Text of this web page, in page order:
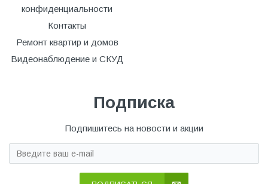
конфиденциальности
Контакты
Ремонт квартир и домов
Видеонаблюдение и СКУД
Подписка
Подпишитесь на новости и акции